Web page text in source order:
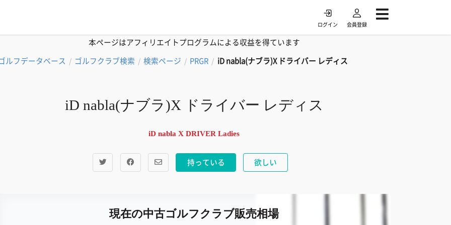
ログイン 会員登録
本ページはアフィリエイトプログラムによる収益を得ています
ルフデータベース / ゴルフクラブ検索 / 検索ページ / PRGR / iD nabla(ナブラ)X ドライバー レディス
iD nabla(ナブラ)X ドライバー レディス
iD nabla X DRIVER Ladies
持っている 欲しい
現在の中古ゴルフクラブ販売相場